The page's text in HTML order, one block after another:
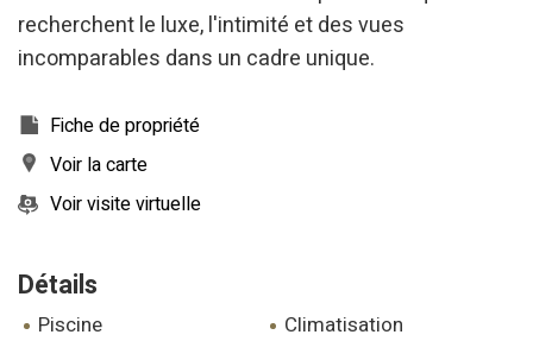
recherchent le luxe, l'intimité et des vues
incomparables dans un cadre unique.
Fiche de propriété
Voir la carte
Voir visite virtuelle
Détails
piscine
climatisation
Ces cookies sont utilisés pour stocker des informations sur
les préférences et les choix personnels de l'utilisateur
grâce à l'observation continue de ses habitudes de
navigation. Grâce à eux, nous pouvons connaître les